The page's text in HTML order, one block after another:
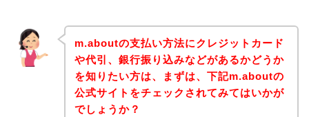
m.aboutの支払い方法にクレジットカード
や代引、銀行振り込みなどがあるかどうか
を知りたい方は、まずは、下記m.aboutの
公式サイトをチェックされてみてはいかが
でしょうか？